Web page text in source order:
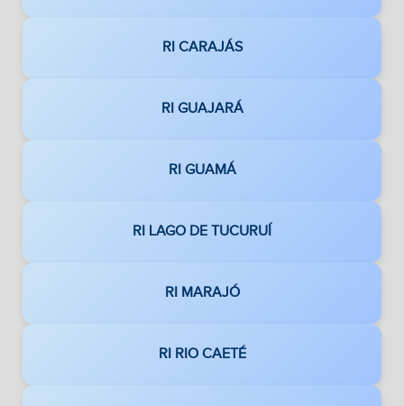
RI CARAJÁS
RI GUAJARÁ
RI GUAMÁ
RI LAGO DE TUCURUÍ
RI MARAJÓ
RI RIO CAETÉ